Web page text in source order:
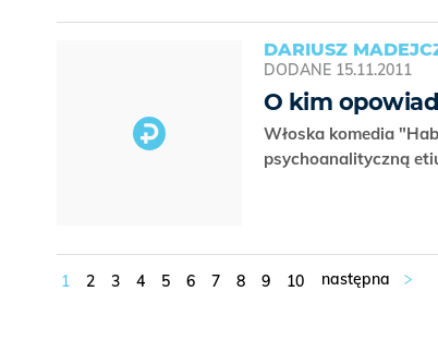
DARIUSZ
DODANE 15.11.2011
O kim
Włoska komedia
psychoanalityczną
1 2 3 4 5 6 7 8 9 10